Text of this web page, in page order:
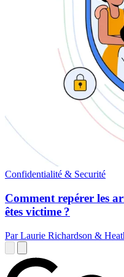
Confidentialité & Securité
Comment repérer les
êtes victime ?
Par Laurie Richardson &